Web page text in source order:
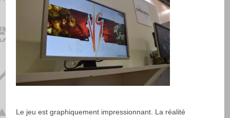
Le jeu est graphiquement impressionnant. La réalité